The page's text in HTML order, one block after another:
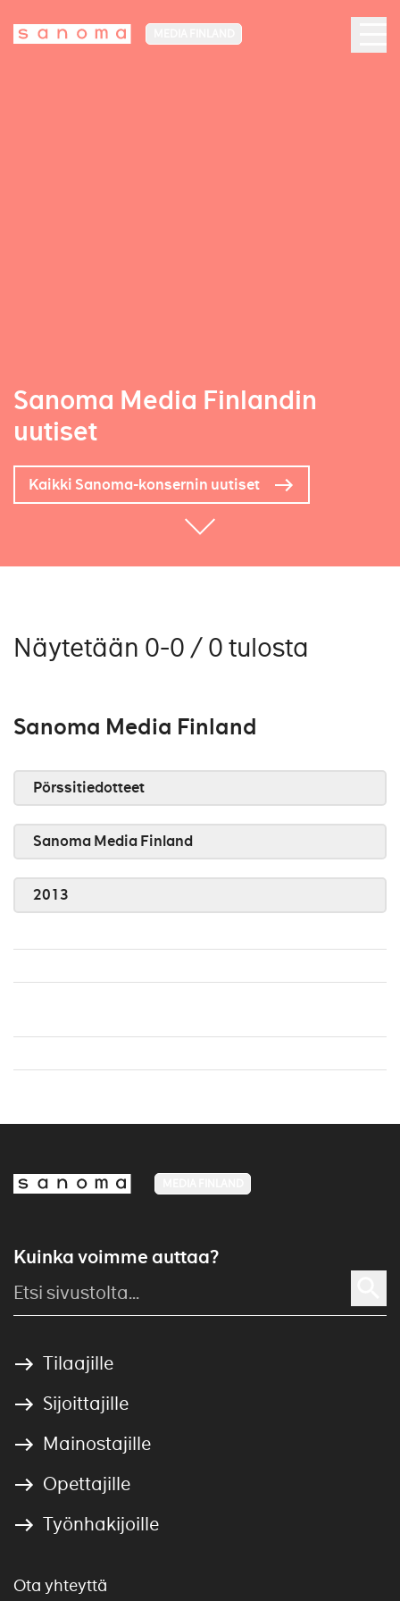
Sanoma Media Finlandin
uutiset
Kaikki Sanoma-konsernin uutiset
Näytetään 0-0 / 0 tulosta
Sanoma Media Finland
Pörssitiedotteet
Sanoma Media Finland
2013
Kuinka voimme auttaa?
Tilaajille
Sijoittajille
Mainostajille
Opettajille
Työnhakijoille
Ota yhteyttä